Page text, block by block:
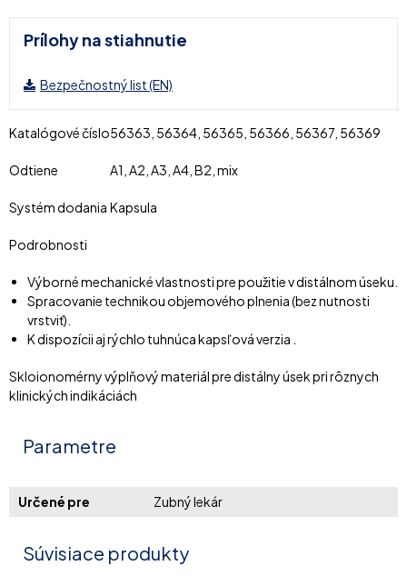
Prílohy na stiahnutie
Bezpečnostný list (EN)
Katalógové číslo56363, 56364, 56365, 56366, 56367, 56369
Odtiene A1, A2, A3, A4, B2, mix
Systém dodania Kapsula
Podrobnosti
Výborné mechanické vlastnosti pre použitie v distálnom úseku.
Spracovanie technikou objemového plnenia (bez nutnosti
vrstviť).
K dispozícii aj rýchlo tuhnúca kapsľová verzia .
Skloionomérny výplňový materiál pre distálny úsek pri rôznych
klinických indikáciách
Parametre
Určené pre Zubný lekár
Súvisiace produkty